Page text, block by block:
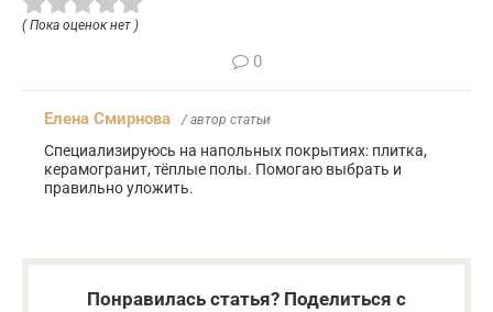
( Пока оценок нет )
0
Елена Смирнова / автор статьи
Специализируюсь на напольных покрытиях: плитка,
керамогранит, тёплые полы. Помогаю выбрать и
правильно уложить.
Понравилась статья? Поделиться с